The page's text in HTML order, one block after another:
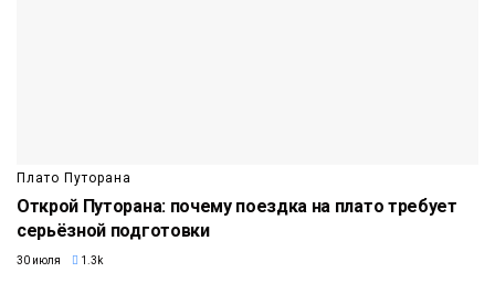
Плато Путорана
Открой Путорана: почему поездка на плато требует
серьёзной подготовки
30 июля 1.3k